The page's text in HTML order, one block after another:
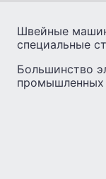
Швейные
специальные
Большинство
промышленных